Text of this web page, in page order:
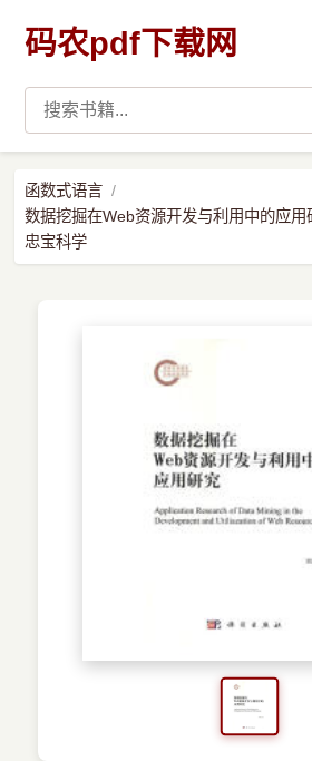
码农pdf下载网
数据科学与人工智能
函数式语言
数据挖掘在Web资源开发与利用中的应用
忠宝科学